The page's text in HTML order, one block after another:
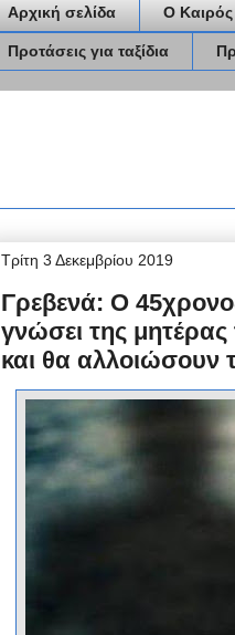
Αρχική σελίδα Ο
Προτάσεις για ταξίδια
Τρίτη 3 Δεκεμβρίου 2019
Γρεβενά: Ο
γνώσει της μητέρας
και θα αλλοιώσουν